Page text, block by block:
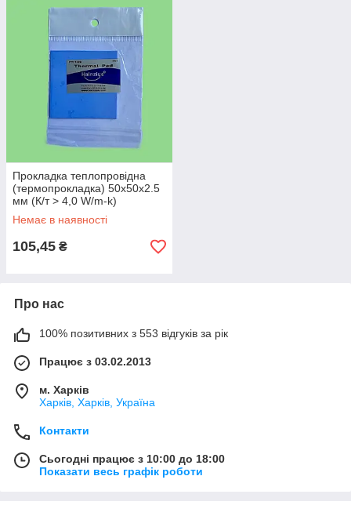
Прокладка теплопровідна
(термопрокладка) 50х50х2.5
мм (К/т > 4,0 W/m-k)
Немає в наявності
105,45 ₴
Про нас
100% позитивних з 553 відгуків за рік
Працює з 03.02.2013
м. Харків
Харків, Харків, Україна
Контакти
Сьогодні працює з 10:00 до 18:00
Показати весь графік роботи